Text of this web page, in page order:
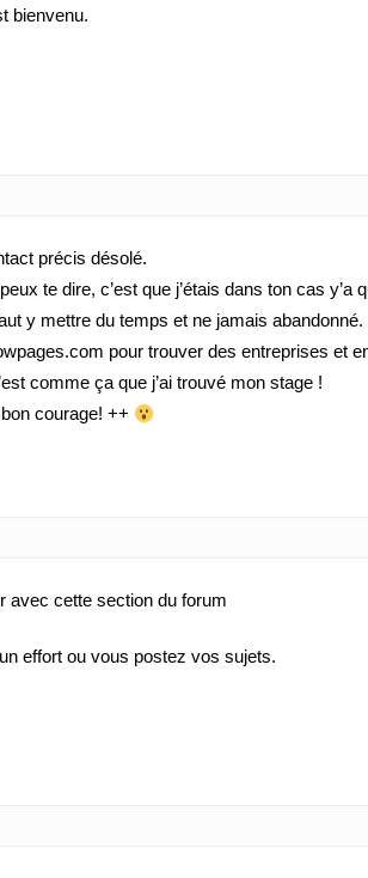
bienvenu.
précis désolé.
te dire, c’est que j’étais dans ton cas y’a
y mettre du temps et ne jamais abandonné.
pour trouver des entreprises et
comme ça que j’ai trouvé mon stage !
courage! ++
avec cette section du forum
effort ou vous postez vos sujets.